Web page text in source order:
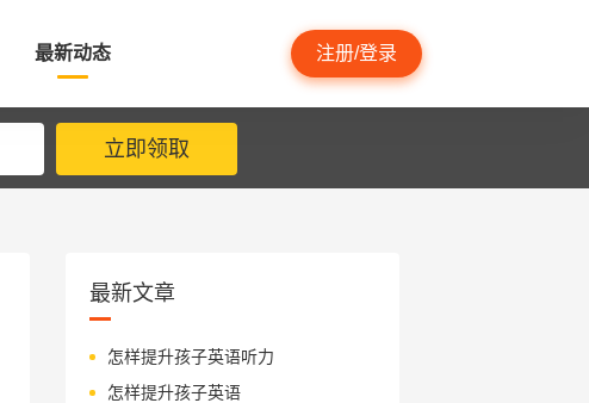
最新动态 注册/登录
立即领取
最新文章
怎样提升孩子英语听力
怎样提升孩子英语